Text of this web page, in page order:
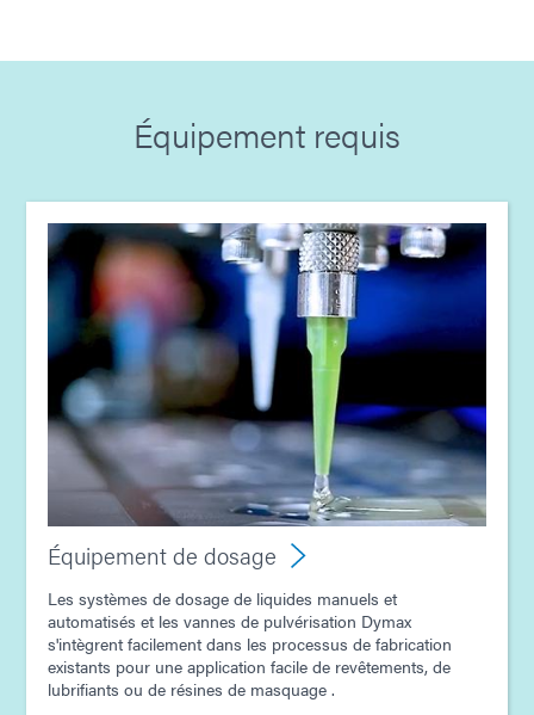
Guide : Aérospatiale et défense (Asie|EN)
Guide : Équipement de photopolymérisation
(Asie|EN)
Guide : Équipement de dosage (Asie | FR)
Équipement requis
Équipement de dosage
Les systèmes de dosage de liquides manuels et
automatisés et les vannes de pulvérisation Dymax
s'intègrent facilement dans les processus de fabrication
existants pour une application facile de revêtements, de
lubrifiants ou de résines de masquage .